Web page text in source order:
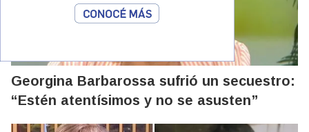
Georgina Barbarossa sufrió un secuestro:
“Estén atentísimos y no se asusten”